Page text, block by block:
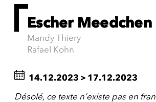
Escher Meedchen
Mandy Thiery
Rafael Kohn
14.12.2023 > 17.12.2023
Désolé, ce texte n’existe pas en